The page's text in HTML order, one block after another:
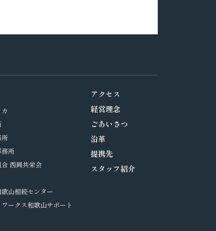
所
務所
西岡共栄会
山相続センター
ークス和歌山サポート
アクセス
経営理念
ごあいさつ
沿革
提携先
スタッフ紹介